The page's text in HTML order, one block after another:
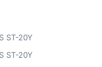
ST-20Y
ST-20Y